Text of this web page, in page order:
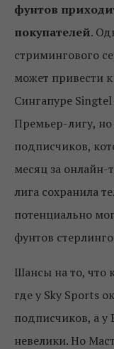
фунтов
покупателей.
стримингового
может привести
Сингапуре
Премьер-лигу, но
подписчиков,
месяц за
лига сохранила
потенциально
фунтов
Шансы на то, что
где у Sky Sports
подписчиков, а
невелики. Но